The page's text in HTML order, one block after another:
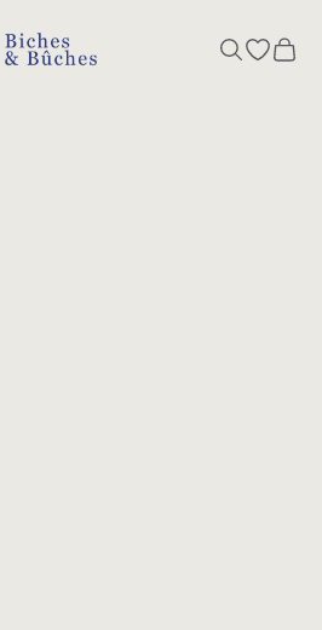
BichesetBuches
SearchOpen
Cart